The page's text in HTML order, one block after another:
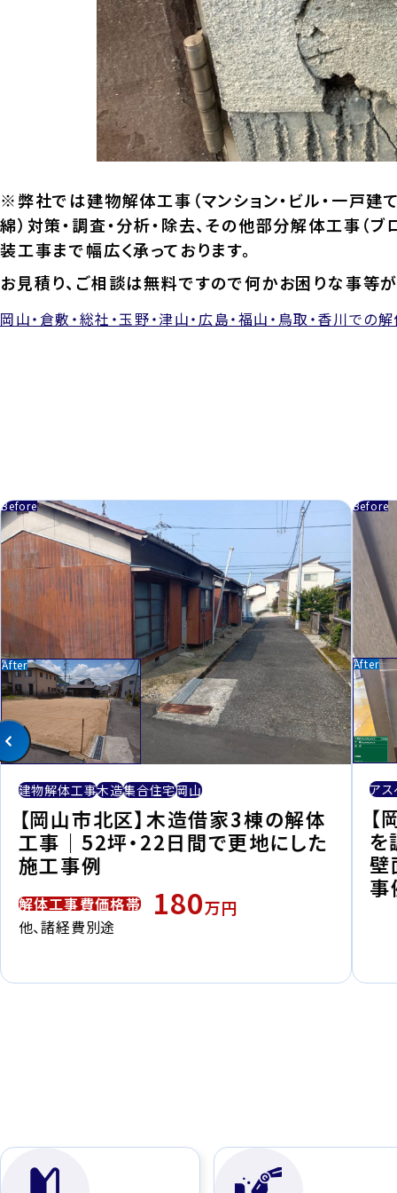
※弊社では建物解体工事（マンション・ビル・一戸建
綿）対策・調査・分析・除去、その他部分解体工事（
装工事まで幅広く承っております。
お見積り、ご相談は無料ですので何かお困りな事等
岡山・倉敷・総社・玉野・津山・広島・福山・鳥取・香川で
建物解体工事木造集合住宅岡山
【岡山市北区】木造借家3棟の解体
工事｜52坪・22日間で更地にした
施工事例
解体工事費価格帯 180万円
他、諸経費別途
ア
を
壁
事